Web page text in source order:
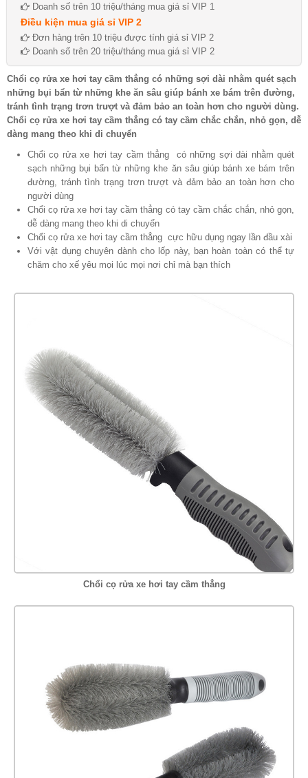
Doanh số trên 10 triệu/tháng mua giá sỉ VIP 1
Điều kiện mua giá sỉ VIP 2
Đơn hàng trên 10 triệu được tính giá sỉ VIP 2
Doanh số trên 20 triệu/tháng mua giá sỉ VIP 2
Chổi cọ rửa xe hơi tay cầm thẳng có những sợi dài nhằm quét sạch
những bụi bẩn từ những khe ăn sâu giúp bánh xe bám trên đường,
tránh tình trạng trơn trượt và đảm bảo an toàn hơn cho người dùng.
Chổi cọ rửa xe hơi tay cầm thẳng có tay cầm chắc chắn, nhỏ gọn, dễ
dàng mang theo khi di chuyển
Chổi cọ rửa xe hơi tay cầm thẳng có những sợi dài nhằm quét
sạch những bụi bẩn từ những khe ăn sâu giúp bánh xe bám trên
đường, tránh tình trạng trơn trượt và đảm bảo an toàn hơn cho
người dùng
Chổi cọ rửa xe hơi tay cầm thẳng có tay cầm chắc chắn, nhỏ gọn,
dễ dàng mang theo khi di chuyển
Chổi cọ rửa xe hơi tay cầm thẳng cực hữu dụng ngay lần đầu xài
Với vật dụng chuyên dành cho lốp này, bạn hoàn toàn có thể tự
chăm cho xế yêu mọi lúc mọi nơi chỉ mà bạn thích
Chổi cọ rửa xe hơi tay cầm thẳng